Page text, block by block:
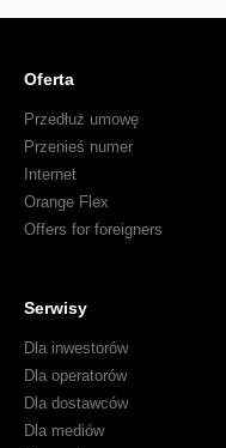
Oferta
Przedłuż umowę
Przenieś numer
Internet
Orange Flex
Offers for foreigners
Serwisy
Dla inwestorów
Dla operatorów
Dla dostawców
Dla mediów